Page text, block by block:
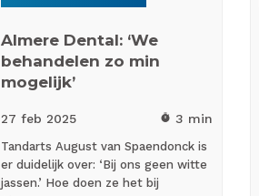
Almere Dental: ‘We
behandelen zo min
mogelijk’
27 feb 2025 timer 3 min
Tandarts August van Spaendonck is
er duidelijk over: ‘Bij ons geen witte
jassen.’ Hoe doen ze het bij